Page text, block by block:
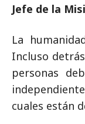
Jefe de la
La
Incluso
personas
cuales están